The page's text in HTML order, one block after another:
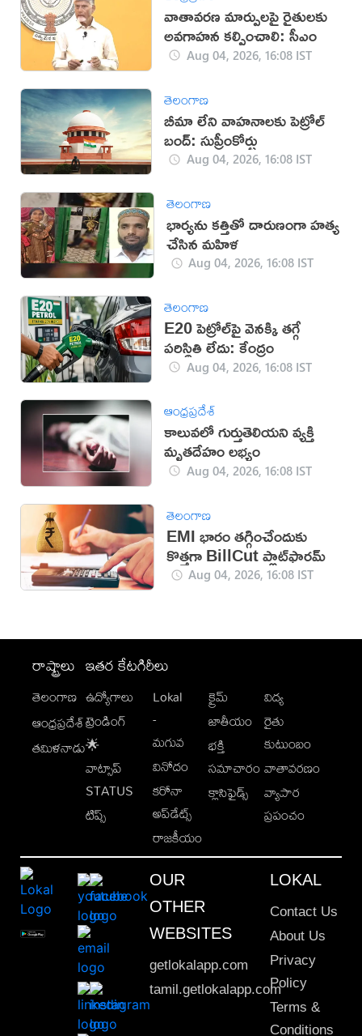
వాతావరణ మార్పులపై రైతులకు
అవగాహన కల్పించాలి: సీఎం
Aug 04, 2026, 16:08 IST
తెలంగాణ
బీమా లేని వాహనాలకు పెట్రోల్
బంద్: సుప్రీంకోర్టు
Aug 04, 2026, 16:08 IST
తెలంగాణ
భార్యను కత్తితో దారుణంగా హత్య
చేసిన మహిళ
Aug 04, 2026, 16:08 IST
తెలంగాణ
E20 పెట్రోల్‌పై వెనక్కి తగ్గే
పరిస్థితి లేదు: కేంద్రం
Aug 04, 2026, 16:08 IST
ఆంధ్రప్రదేశ్
కాలువలో గుర్తుతెలియని వ్యక్తి
మృతదేహం లభ్యం
Aug 04, 2026, 16:08 IST
తెలంగాణ
EMI భారం తగ్గించేందుకు
కొత్తగా BillCut ప్లాట్‌ఫారమ్
Aug 04, 2026, 16:08 IST
రాష్ట్రాలు
తెలంగాణ
ఆంధ్రప్రదేశ్
తమిళనాడు
ఇతర కేటగిరీలు
ఉద్యోగాలు
ట్రెండింగ్
🌟
వాట్సాప్
STATUS
టిప్స్
Lokal
-
మగువ
వినోదం
కరోనా
అప్‌డేట్స్
రాజకీయం
క్రైమ్
జాతీయం
భక్తి
సమాచారం
క్లాసిఫైడ్స్
విద్య
రైతు
కుటుంబం
వాతావరణం
వ్యాపార
ప్రపంచం
OUR
OTHER
WEBSITES
getlokalapp.com
tamil.getlokalapp.com
LOKAL
Contact Us
About Us
Privacy
Policy
Terms &
Conditions